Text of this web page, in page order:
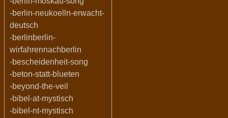
-berlin-neukoelln-erwacht-
deutsch
-berlinberlin-
wirfahrennachberlin
-bescheidenheit-song
-beton-statt-blueten
-beyond-the-veil
-bibel-at-mystisch
-bibel-nt-mystisch